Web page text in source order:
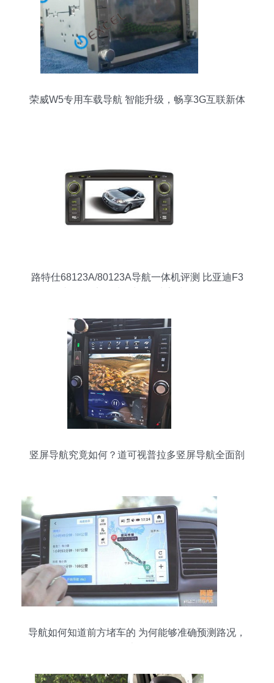
荣威W5专用车载导航 智能升级，畅享3G互联新体
路特仕68123A/80123A导航一体机评测 比亚迪F3
竖屏导航究竟如何？道可视普拉多竖屏导航全面剖
导航如何知道前方堵车的 为何能够准确预测路况，